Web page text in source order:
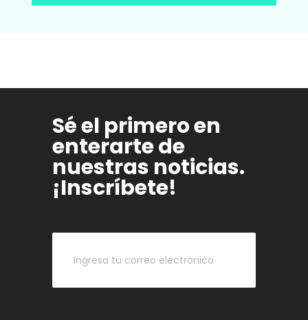
Sé el primero en
enterarte de
nuestras noticias.
¡Inscríbete!